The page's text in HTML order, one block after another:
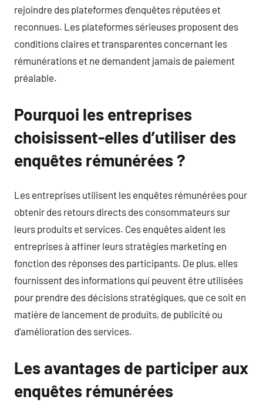
rejoindre des plateformes d’enquêtes réputées et
reconnues. Les plateformes sérieuses proposent des
conditions claires et transparentes concernant les
rémunérations et ne demandent jamais de paiement
préalable.
Pourquoi les entreprises
choisissent-elles d’utiliser des
enquêtes rémunérées ?
Les entreprises utilisent les enquêtes rémunérées pour
obtenir des retours directs des consommateurs sur
leurs produits et services. Ces enquêtes aident les
entreprises à affiner leurs stratégies marketing en
fonction des réponses des participants. De plus, elles
fournissent des informations qui peuvent être utilisées
pour prendre des décisions stratégiques, que ce soit en
matière de lancement de produits, de publicité ou
d’amélioration des services.
Les avantages de participer aux
enquêtes rémunérées